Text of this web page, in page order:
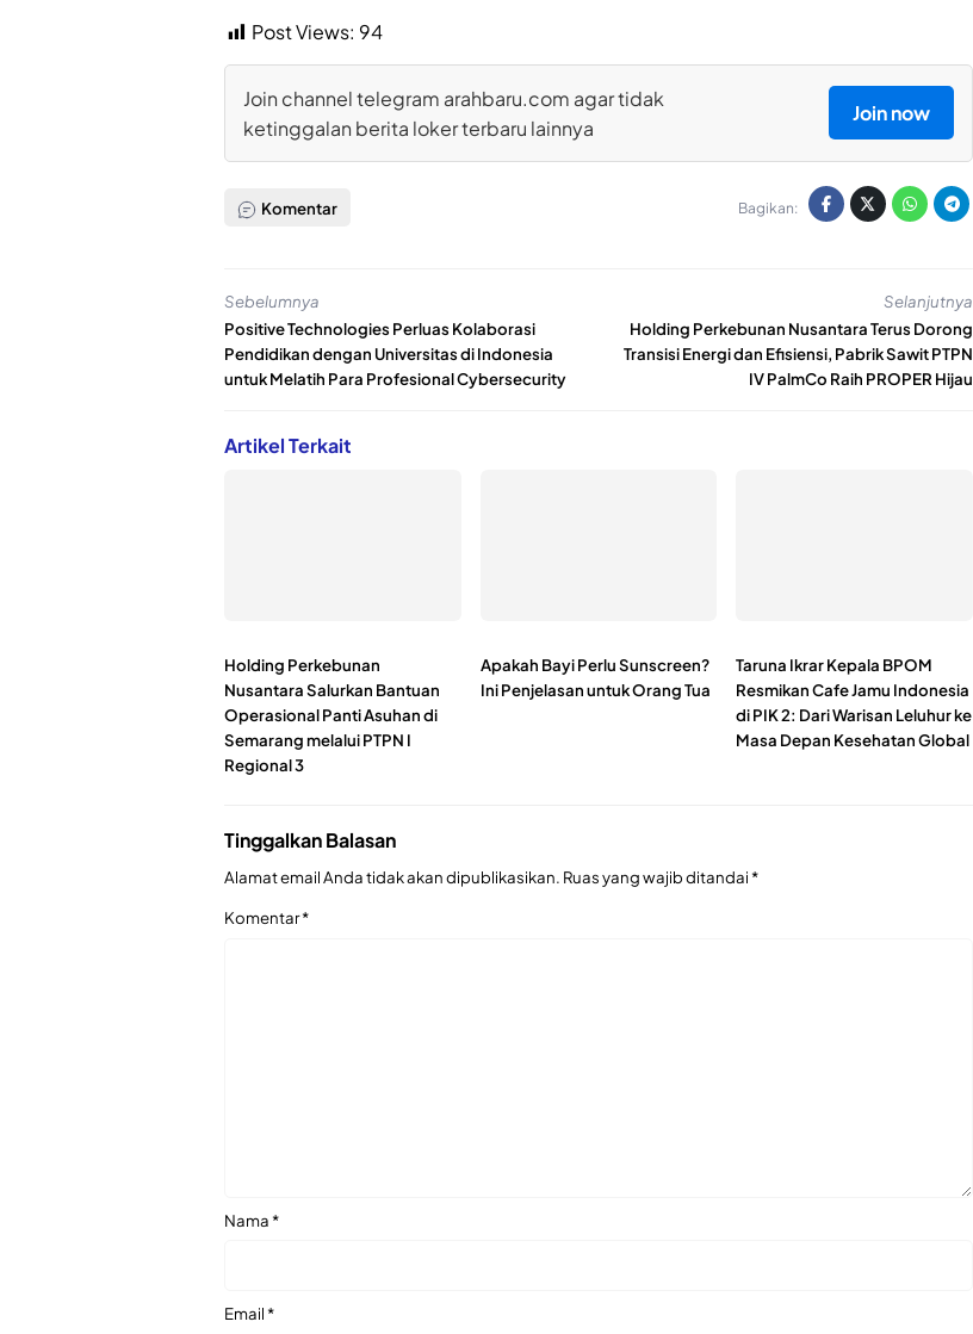
Post Views: 94
Join channel telegram arahbaru.com agar tidak
ketinggalan berita loker terbaru lainnya
Join now
Komentar Bagikan:
Sebelumnya
Positive Technologies Perluas Kolaborasi
Pendidikan dengan Universitas di Indonesia
untuk Melatih Para Profesional Cybersecurity
Selanjutnya
Holding Perkebunan Nusantara Terus Dorong
Transisi Energi dan Efisiensi, Pabrik Sawit PTPN
IV PalmCo Raih PROPER Hijau
Artikel Terkait
Holding Perkebunan
Nusantara Salurkan Bantuan
Operasional Panti Asuhan di
Semarang melalui PTPN I
Regional 3
Apakah Bayi Perlu Sunscreen?
Ini Penjelasan untuk Orang Tua
Taruna Ikrar Kepala BPOM
Resmikan Cafe Jamu Indonesia
di PIK 2: Dari Warisan Leluhur ke
Masa Depan Kesehatan Global
Tinggalkan Balasan
Alamat email Anda tidak akan dipublikasikan. Ruas yang wajib ditandai*
Komentar*
Nama*
Email*